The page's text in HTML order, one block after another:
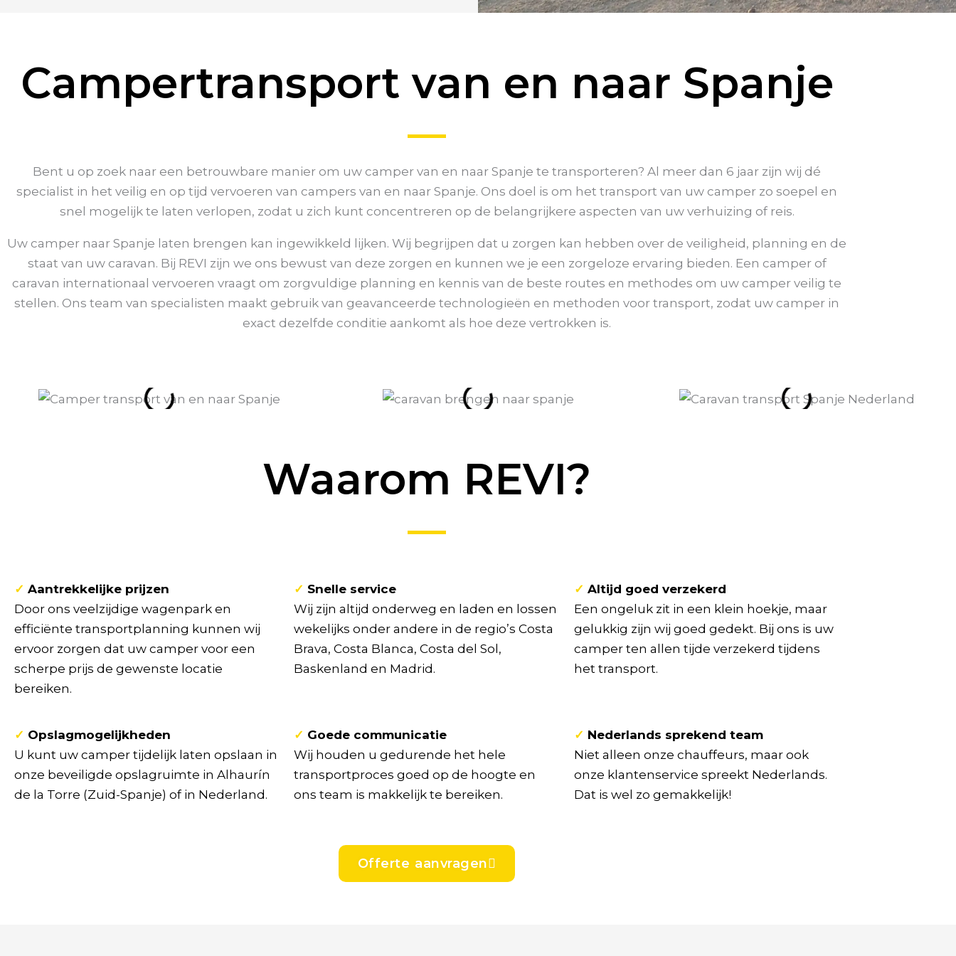
Campertransport van en naar Spanje
Bent u op zoek naar een betrouwbare manier om uw camper van en naar Spanje te transporteren? Al meer dan 6 jaar zijn wij dé
specialist in het veilig en op tijd vervoeren van campers van en naar Spanje. Ons doel is om het transport van uw camper zo soepel en
snel mogelijk te laten verlopen, zodat u zich kunt concentreren op de belangrijkere aspecten van uw verhuizing of reis.
Uw camper naar Spanje laten brengen kan ingewikkeld lijken. Wij begrijpen dat u zorgen kan hebben over de veiligheid, planning en de
staat van uw caravan. Bij REVI zijn we ons bewust van deze zorgen en kunnen we je een zorgeloze ervaring bieden. Een camper of
caravan internationaal vervoeren vraagt om zorgvuldige planning en kennis van de beste routes en methodes om uw camper veilig te
stellen. Ons team van specialisten maakt gebruik van geavanceerde technologieën en methoden voor transport, zodat uw camper in
exact dezelfde conditie aankomt als hoe deze vertrokken is.
Waarom REVI?
✓ Aantrekkelijke prijzen
Door ons veelzijdige wagenpark en
efficiënte transportplanning kunnen wij
ervoor zorgen dat uw camper voor een
scherpe prijs de gewenste locatie
bereiken.
✓ Snelle service
Wij zijn altijd onderweg en laden en lossen
wekelijks onder andere in de regio’s Costa
Brava, Costa Blanca, Costa del Sol,
Baskenland en Madrid.
✓ Altijd goed verzekerd
Een ongeluk zit in een klein hoekje, maar
gelukkig zijn wij goed gedekt. Bij ons is uw
camper ten allen tijde verzekerd tijdens
het transport.
✓ Opslagmogelijkheden
U kunt uw camper tijdelijk laten opslaan in
onze beveiligde opslagruimte in Alhaurín
de la Torre (Zuid-Spanje) of in Nederland.
✓ Goede communicatie
Wij houden u gedurende het hele
transportproces goed op de hoogte en
ons team is makkelijk te bereiken.
✓ Nederlands sprekend team
Niet alleen onze chauffeurs, maar ook
onze klantenservice spreekt Nederlands.
Dat is wel zo gemakkelijk!
Offerte aanvragen